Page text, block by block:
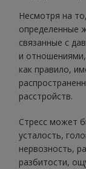
Несмотря на
определенные
связанные с
и
как правило,
расстройств.
Стресс может
усталость,
нервозность,
разбитости,